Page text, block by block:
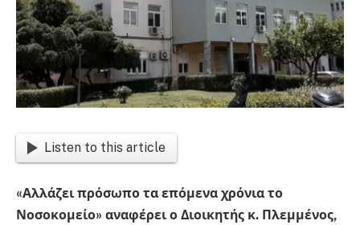
Listen to this article
«Αλλάζει πρόσωπο τα επόμενα χρόνια το
Νοσοκομείο» αναφέρει ο Διοικητής κ. Πλεμμένος,